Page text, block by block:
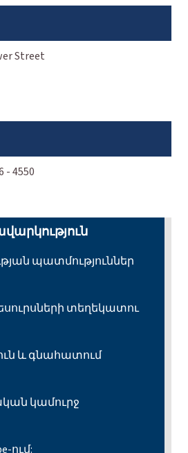
Street
- 4550
պատմություններ
տեղեկատու
և գնահատում
կամուրջ
ում: